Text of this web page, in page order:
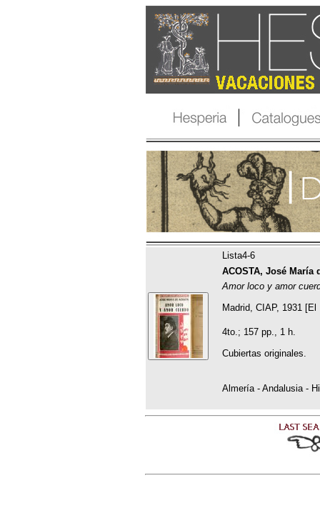
Lista4-6
ACOSTA, José María
Amor loco y amor
Madrid, CIAP, 1931
4to.; 157 pp., 1 h.
Cubiertas originales.
Almería - Andalusia -